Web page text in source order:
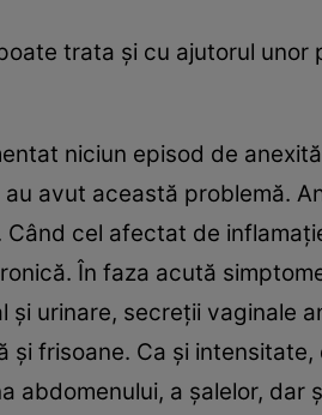
trata şi cu ajutorul unor
niciun episod de
avut această problemă.
cel afectat de
În faza acută
urinare, secreţii vaginale
frisoane. Ca şi
a şalelor, dar